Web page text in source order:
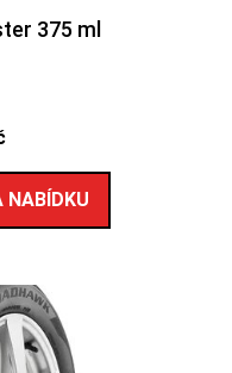
375 ml
NABÍDKU